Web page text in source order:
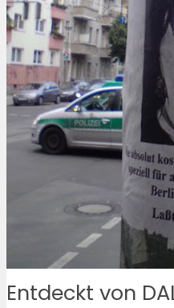
Entdeckt von